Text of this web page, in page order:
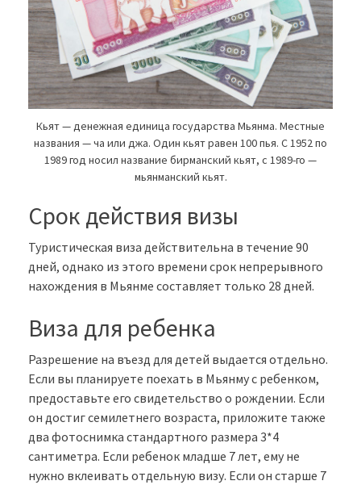
Кьят — денежная единица государства Мьянма. Местные
названия — ча или джа. Один кьят равен 100 пья. С 1952 по
1989 год носил название бирманский кьят, с 1989-го —
мьянманский кьят.
Срок действия визы
Туристическая виза действительна в течение 90
дней, однако из этого времени срок непрерывного
нахождения в Мьянме составляет только 28 дней.
Виза для ребенка
Разрешение на въезд для детей выдается отдельно.
Если вы планируете поехать в Мьянму с ребенком,
предоставьте его свидетельство о рождении. Если
он достиг семилетнего возраста, приложите также
два фотоснимка стандартного размера 3*4
сантиметра. Если ребенок младше 7 лет, ему не
нужно вклеивать отдельную визу. Если он старше 7